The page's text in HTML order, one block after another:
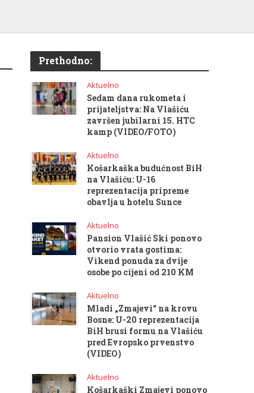
Prethodno:
Aktuelno
Sedam dana rukometa i
prijateljstva: Na Vlašiću
završen jubilarni 15. HTC
kamp (VIDEO/FOTO)
Aktuelno
Košarkaška budućnost BiH
na Vlašiću: U-16
reprezentacija pripreme
obavlja u hotelu Sunce
Aktuelno
Pansion Vlašić Ski ponovo
otvorio vrata gostima:
Vikend ponuda za dvije
osobe po cijeni od 210 KM
Aktuelno
Mladi „Zmajevi“ na krovu
Bosne: U-20 reprezentacija
BiH brusi formu na Vlašiću
pred Evropsko prvenstvo
(VIDEO)
Aktuelno
Košarkaški Zmajevi ponovo